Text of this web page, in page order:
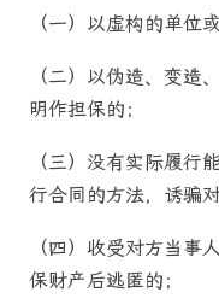
（一）以虚构的单位
（二）以伪造、变造
明作担保的；
（三）没有实际履行
行合同的方法，诱骗
（四）收受对方当事
保财产后逃匿的；